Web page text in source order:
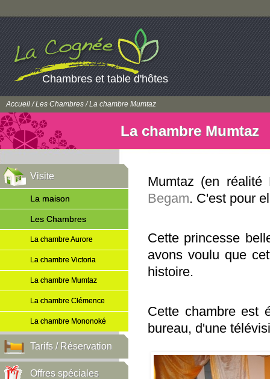
Chambres et table d'hôtes
Accueil/Les Chambres/ La chambre Mumtaz
La chambre Mumtaz
Visite
La maison
Les Chambres
La chambre Aurore
La chambre Victoria
La chambre Mumtaz
La chambre Clémence
La chambre Mononoké
Tarifs / Réservation
Offres spéciales
Mumtaz (en
Begam. C'est pour
Cette princesse
avons voulu que
histoire.
Cette chambre est
bureau, d'une